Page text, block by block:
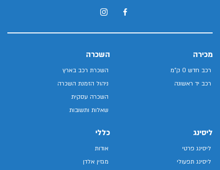
מכירה
רכב חדש 0 ק"מ
רכב יד ראשונה
השכרה
השכרת רכב בארץ
ניהול הזמנת השכרה
השכרה עסקית
שאלות ותשובות
ליסינג
ליסינג פרטי
ליסינג תפעולי
כללי
אודות
מגזין אלדן